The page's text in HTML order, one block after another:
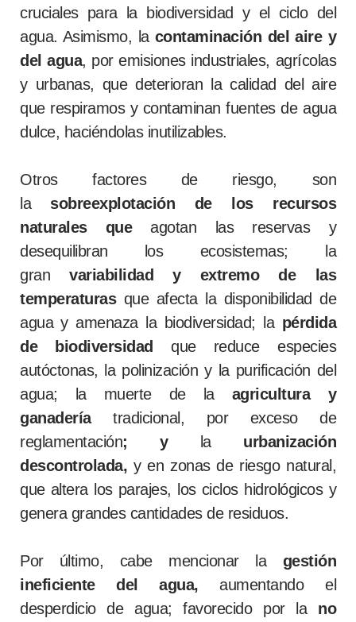
cruciales para la biodiversidad y el ciclo del
agua. Asimismo, la contaminación del aire y
del agua, por emisiones industriales, agrícolas
y urbanas, que deterioran la calidad del aire
que respiramos y contaminan fuentes de agua
dulce, haciéndolas inutilizables.
Otros factores de riesgo, son
lasobreexplotación de los recursos
naturales queagotan las reservas y
desequilibran los ecosistemas; la
granvariabilidad y extremo de las
temperaturasque afecta la disponibilidad de
agua y amenaza la biodiversidad; la pérdida
de biodiversidad que
reduce especies
autóctonas, la polinización y la purificación del
agua; la muerte de la agricultura y
ganadería tradicional, por exceso de
reglamentación; y laurbanización
descontrolada, y en zonas de riesgo natural,
que altera los parajes, los ciclos hidrológicos y
genera grandes cantidades de residuos.
Por último, cabe mencionar la gestión
ineficiente del agua,aumentando el
desperdicio de agua; favorecido por la no